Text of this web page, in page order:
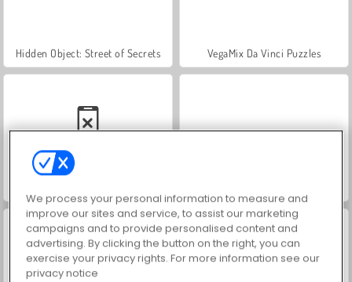
Hidden Object: Street of Secrets VegaMix Da Vinci Puzzles
We process your personal information to measure and
improve our sites and service, to assist our marketing
campaigns and to provide personalised content and
advertising. By clicking the button on the right, you can
exercise your privacy rights. For more information see our
privacy notice